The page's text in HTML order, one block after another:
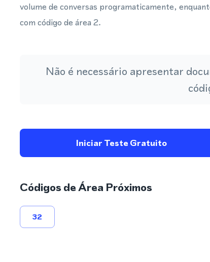
volume de conversas programaticamente,
com código de área 2.
Não é necessário apresentar
Iniciar Teste Gratuito
Códigos de Área Próximos
32